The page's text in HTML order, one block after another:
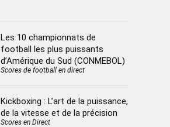
Les 10 championnats de
football les plus puissants
d’Amérique du Sud (CONMEBOL)
Scores de football en direct
Kickboxing : L’art de la puissance,
de la vitesse et de la précision
Scores en Direct